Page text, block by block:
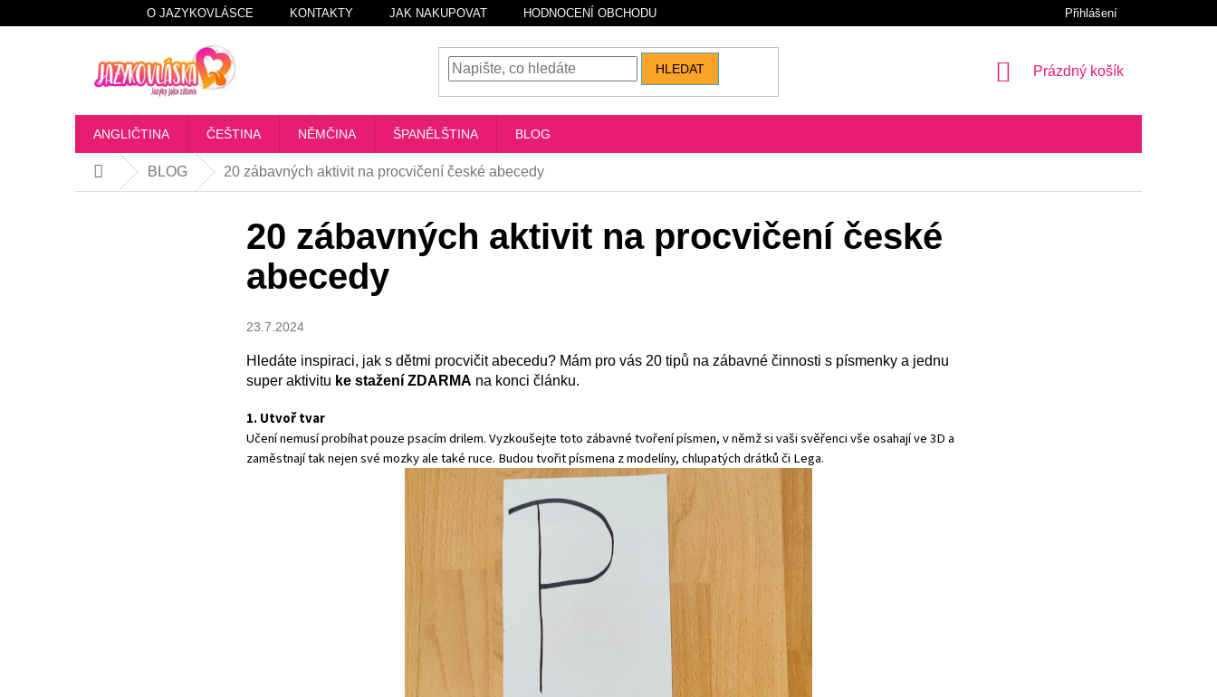
na
O JAZYKOVLÁSCE KONTAKTY JAK NAKUPOVAT HODNOCENÍ OBCHODU Přihlášení
HLEDAT
NÁKUPNÍ
Prázdný košík
ANGLIČTINA ČEŠTINA NĚMČINA ŠPANĚLŠTINA BLOG
Domů BLOG 20 zábavných aktivit na procvičení české abecedy
20 zábavných aktivit na procvičení české
abecedy
23.7.2024
Hledáte inspiraci, jak s dětmi procvičit abecedu? Mám pro vás 20 tipů na zábavné činnosti s písmenky a jednu
super aktivitu ke stažení ZDARMA na konci článku.
1. Utvoř tvar
Učení nemusí probíhat pouze psacím drilem. Vyzkoušejte toto zábavné tvoření písmen, v němž si vaši svěřenci vše osahají ve 3D a
zaměstnají tak nejen své mozky ale také ruce. Budou tvořit písmena z modelíny, chlupatých drátků či Lega.